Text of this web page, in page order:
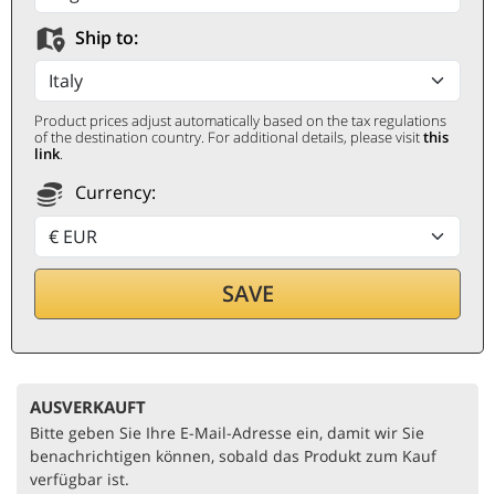
Ship to:
Product prices adjust automatically based on the tax regulations
of the destination country. For additional details, please visitthis
link.
Currency:
SAVE
0,75 ℓ
8,40€
pro Flasche (0,75 ℓ)
Inkl. MwSt. und St.
AUSVERKAUFT
Bitte geben Sie Ihre E-Mail-Adresse ein, damit wir Sie
benachrichtigen können, sobald das Produkt zum Kauf
verfügbar ist.